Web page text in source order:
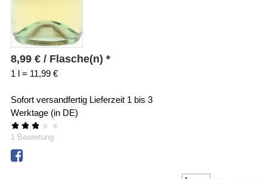
8,99 €/ Flasche(n) *
1 l = 11,99 €
Sofort versandfertig Lieferzeit 1 bis 3
Werktage (in DE)
★ ★ ★ ★ ★
1 Bewertung